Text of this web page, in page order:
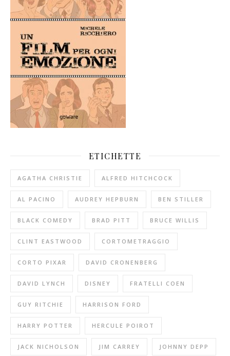
ETICHETTE
AGATHA CHRISTIE ALFRED HITCHCOCK
AL PACINO AUDREY HEPBURN BEN STILLER
BLACK COMEDY BRAD PITT BRUCE WILLIS
CLINT EASTWOOD CORTOMETRAGGIO
CORTO PIXAR DAVID CRONENBERG
DAVID LYNCH DISNEY FRATELLI COEN
GUY RITCHIE HARRISON FORD
HARRY POTTER HERCULE POIROT
JACK NICHOLSON JIM CARREY JOHNNY DEPP